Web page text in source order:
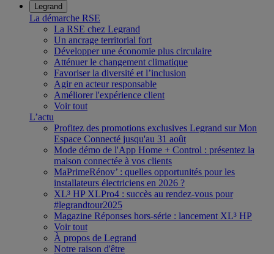
Legrand
La démarche RSE
La RSE chez Legrand
Un ancrage territorial fort
Développer une économie plus circulaire
Atténuer le changement climatique
Favoriser la diversité et l’inclusion
Agir en acteur responsable
Améliorer l'expérience client
Voir tout
L’actu
Profitez des promotions exclusives Legrand sur Mon
Espace Connecté jusqu'au 31 août
Mode démo de l'App Home + Control : présentez la
maison connectée à vos clients
MaPrimeRénov’ : quelles opportunités pour les
installateurs électriciens en 2026 ?
XL³ HP XLPro4 : succès au rendez-vous pour
#legrandtour2025
Magazine Réponses hors-série : lancement XL³ HP
Voir tout
À propos de Legrand
Notre raison d'être